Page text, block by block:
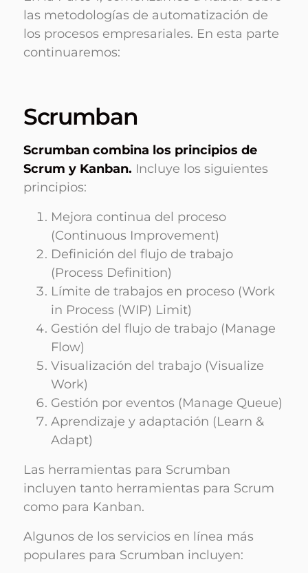
las metodologías de automatización de
los procesos empresariales. En esta parte
continuaremos:
Scrumban
Scrumban combina los principios de
Scrum y Kanban. Incluye los siguientes
principios:
Mejora continua del proceso
(Continuous Improvement)
Definición del flujo de trabajo
(Process Definition)
Límite de trabajos en proceso (Work
in Process (WIP) Limit)
Gestión del flujo de trabajo (Manage
Flow)
Visualización del trabajo (Visualize
Work)
Gestión por eventos (Manage Queue)
Aprendizaje y adaptación (Learn &
Adapt)
Las herramientas para Scrumban
incluyen tanto herramientas para Scrum
como para Kanban.
Algunos de los servicios en línea más
populares para Scrumban incluyen: